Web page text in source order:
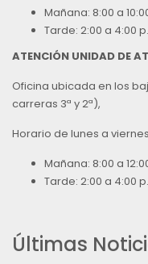
Mañana: 8:00 a
Tarde: 2:00 a 4:00
ATENCIÓN UNIDAD DE
Oficina ubicada en los
carreras 3ª y 2ª),
Horario de lunes a viernes
Mañana: 8:00 a
Tarde: 2:00 a 4:00
Últimas